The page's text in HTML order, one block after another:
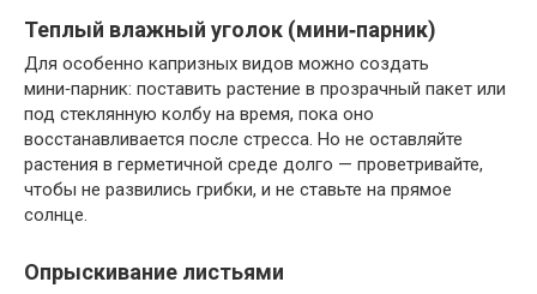
Теплый влажный уголок (мини‑парник)
Для особенно капризных видов можно создать
мини‑парник: поставить растение в прозрачный пакет или
под стеклянную колбу на время, пока оно
восстанавливается после стресса. Но не оставляйте
растения в герметичной среде долго — проветривайте,
чтобы не развились грибки, и не ставьте на прямое
солнце.
Опрыскивание листьями